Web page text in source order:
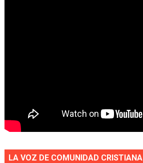
LA VOZ DE COMUNIDAD CRISTIANA